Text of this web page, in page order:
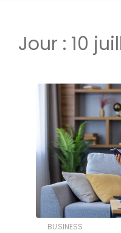
Jour : 10
BUSINESS